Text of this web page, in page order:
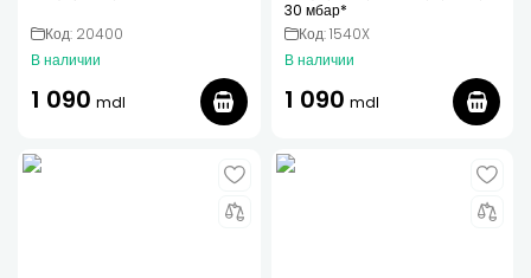
Код: 20400
В наличии
1 090 mdl
30 мбар*
Код: 1540X
В наличии
1 090 mdl